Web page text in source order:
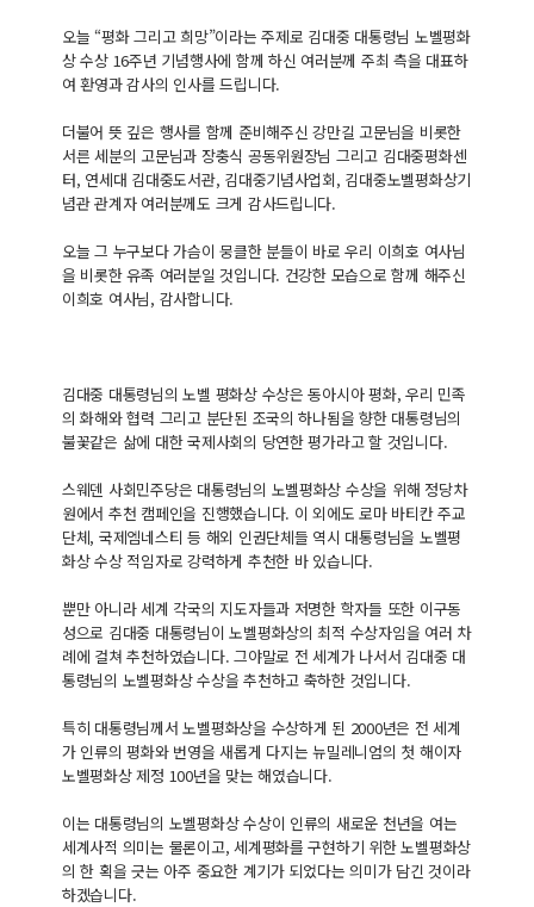
오늘 “평화 그리고 희망”이라는 주제로 김대중 대통령님 노벨평화
상 수상 16주년 기념행사에 함께 하신 여러분께 주최 측을 대표하
여 환영과 감사의 인사를 드립니다.
더불어 뜻 깊은 행사를 함께 준비해주신 강만길 고문님을 비롯한
서른 세분의 고문님과 장충식 공동위원장님 그리고 김대중평화센
터, 연세대 김대중도서관, 김대중기념사업회, 김대중노벨평화상기
념관 관계자 여러분께도 크게 감사드립니다.
오늘 그 누구보다 가슴이 뭉클한 분들이 바로 우리 이희호 여사님
을 비롯한 유족 여러분일 것입니다. 건강한 모습으로 함께 해주신
이희호 여사님, 감사합니다.
김대중 대통령님의 노벨 평화상 수상은 동아시아 평화, 우리 민족
의 화해와 협력 그리고 분단된 조국의 하나됨을 향한 대통령님의
불꽃같은 삶에 대한 국제사회의 당연한 평가라고 할 것입니다.
스웨덴 사회민주당은 대통령님의 노벨평화상 수상을 위해 정당차
원에서 추천 캠페인을 진행했습니다. 이 외에도 로마 바티칸 주교
단체, 국제엠네스티 등 해외 인권단체들 역시 대통령님을 노벨평
화상 수상 적임자로 강력하게 추천한 바 있습니다.
뿐만 아니라 세계 각국의 지도자들과 저명한 학자들 또한 이구동
성으로 김대중 대통령님이 노벨평화상의 최적 수상자임을 여러 차
례에 걸쳐 추천하였습니다. 그야말로 전 세계가 나서서 김대중 대
통령님의 노벨평화상 수상을 추천하고 축하한 것입니다.
특히 대통령님께서 노벨평화상을 수상하게 된 2000년은 전 세계
가 인류의 평화와 번영을 새롭게 다지는 뉴밀레니엄의 첫 해이자
노벨평화상 제정 100년을 맞는 해였습니다.
이는 대통령님의 노벨평화상 수상이 인류의 새로운 천년을 여는
세계사적 의미는 물론이고, 세계평화를 구현하기 위한 노벨평화상
의 한 획을 긋는 아주 중요한 계기가 되었다는 의미가 담긴 것이라
하겠습니다.